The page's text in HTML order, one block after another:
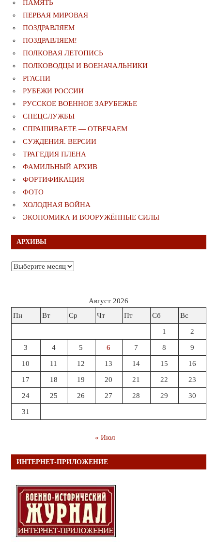
ПАМЯТЬ
ПЕРВАЯ МИРОВАЯ
ПОЗДРАВЛЯЕМ
ПОЗДРАВЛЯЕМ!
ПОЛКОВАЯ ЛЕТОПИСЬ
ПОЛКОВОДЦЫ И ВОЕНАЧАЛЬНИКИ
РГАСПИ
РУБЕЖИ РОССИИ
РУССКОЕ ВОЕННОЕ ЗАРУБЕЖЬЕ
СПЕЦСЛУЖБЫ
СПРАШИВАЕТЕ — ОТВЕЧАЕМ
СУЖДЕНИЯ. ВЕРСИИ
ТРАГЕДИЯ ПЛЕНА
ФАМИЛЬНЫЙ АРХИВ
ФОРТИФИКАЦИЯ
ФОТО
ХОЛОДНАЯ ВОЙНА
ЭКОНОМИКА И ВООРУЖЁННЫЕ СИЛЫ
АРХИВЫ
Архивы
Август 2026
Пн
Вт Ср Чт Пт Сб Вс
1 2
3 4 5 6 7 8 9
10 11 12 13 14 15 16
17 18 19 20 21 22 23
24 25 26 27 28 29 30
31
« Июл
ИНТЕРНЕТ-ПРИЛОЖЕНИЕ